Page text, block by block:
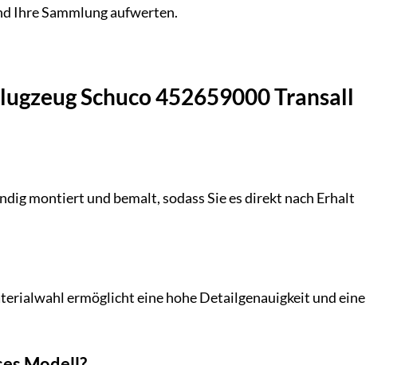
Ihre Sammlung aufwerten.
Schuco 452659000 Transall
montiert und bemalt, sodass Sie es direkt nach Erhalt
ermöglicht eine hohe Detailgenauigkeit und eine